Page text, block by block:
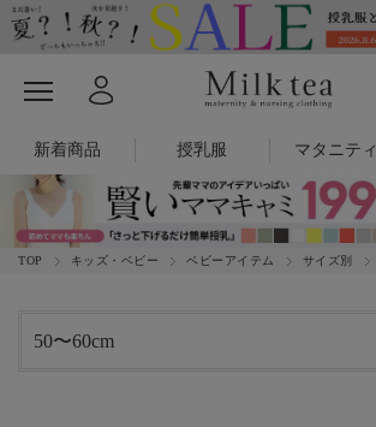
新着商品 授乳服 マタニティ
TOP キッズ・ベビー ベビーアイテム サイズ別
50〜60cm